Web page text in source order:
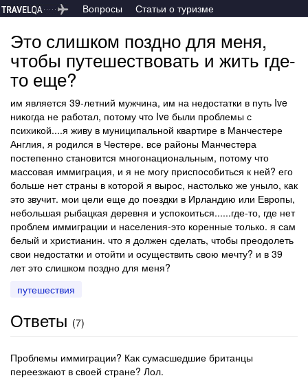
Вопросы Статьи о туризме
Это слишком поздно для меня,
чтобы путешествовать и жить где-
то еще?
им является 39-летний мужчина, им на недостатки в путь Ive
никогда не работал, потому что Ive были проблемы с
психикой....я живу в муниципальной квартире в Манчестере
Англия, я родился в Честере. все районы Манчестера
постепенно становится многонациональным, потому что
массовая иммиграция, и я не могу приспособиться к ней? его
больше нет страны в которой я вырос, настолько же уныло, как
это звучит. мои цели еще до поездки в Ирландию или Европы,
небольшая рыбацкая деревня и успокоиться......где-то, где нет
проблем иммиграции и населения-это коренные только. я сам
белый и христианин. что я должен сделать, чтобы преодолеть
свои недостатки и отойти и осуществить свою мечту? и в 39
лет это слишком поздно для меня?
путешествия
Ответы (7)
Проблемы иммиграции? Как сумасшедшие британцы
переезжают в своей стране? Лол.